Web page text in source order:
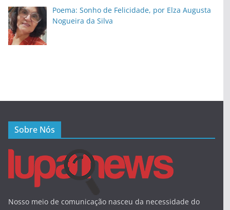
Poema: Sonho de Felicidade, por Elza Augusta
Nogueira da Silva
Sobre Nós
Nosso meio de comunicação nasceu da necessidade do